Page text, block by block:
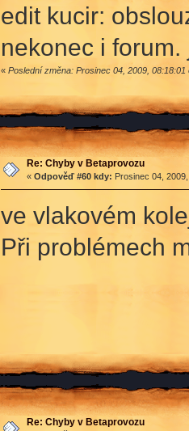
edit kucir:
nekonec i
« Poslední změna: Prosinec 04, 2009, 08:18:01
Re: Chyby v Betaprovozu
« Odpověď #60 kdy: Prosinec 04,
ve vlakovém
Při problémech
Re: Chyby v Betaprovozu